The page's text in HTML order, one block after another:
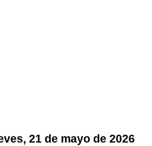
21 de mayo de 2026